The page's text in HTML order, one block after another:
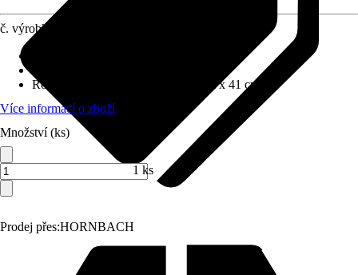
Prodej přes:HORNBACH
č. výrobku
Rozměry (ŠxVxH)
61 cm x 118 cm x 41 cm
Více informací o zboží
Množství (ks)
1 ks